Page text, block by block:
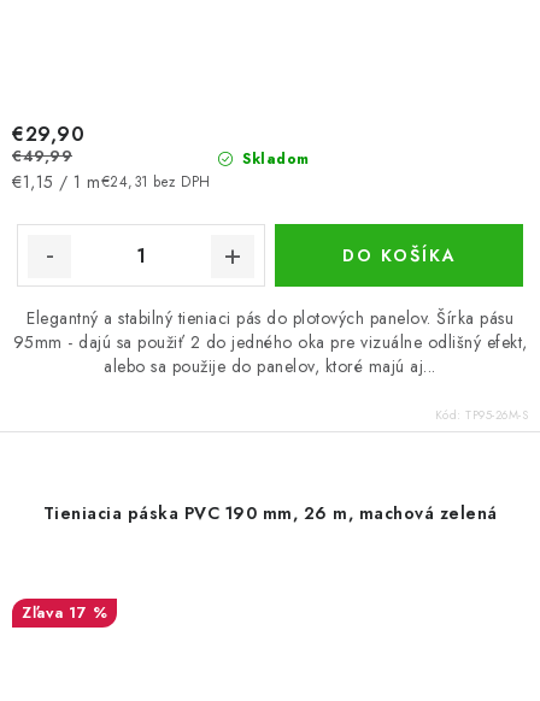
Skladom
€24,31 bez DPH
€29,90
€49,99
Jednotková
€1,15 / 1 m
DO KOŠÍKA
Elegantný a stabilný tieniaci pás do plotových panelov. Šírka pásu
95mm - dajú sa použiť 2 do jedného oka pre vizuálne odlišný efekt,
alebo sa použije do panelov, ktoré majú aj...
Kód: TP95-26M-S
Tieniacia páska PVC 190 mm, 26 m, machová zelená
17 %